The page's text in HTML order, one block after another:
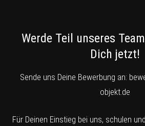
Werde Teil unseres
Dich jetzt!
Sende uns Deine Bewerbung an:
objekt.de
Für Deinen Einstieg bei uns, schulen